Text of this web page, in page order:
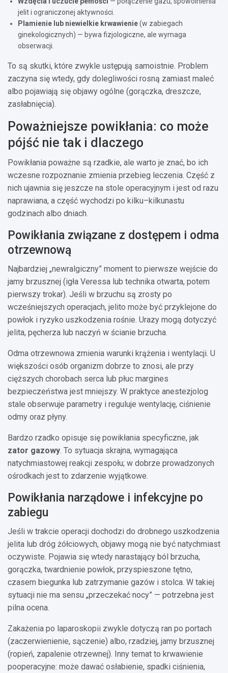
jelit i ograniczonej aktywności.
Plamienie lub niewielkie krwawienie(w zabiegach
ginekologicznych) — bywa fizjologiczne, ale wymaga
obserwacji.
To są skutki, które zwykle ustępują samoistnie. Problem
zaczyna się wtedy, gdy dolegliwości rosną zamiast maleć
albo pojawiają się objawy ogólne (gorączka, dreszcze,
zasłabnięcia).
Poważniejsze powikłania: co może
pójść nie tak i dlaczego
Powikłania poważne są rzadkie, ale warto je znać, bo ich
wczesne rozpoznanie zmienia przebieg leczenia. Część z
nich ujawnia się jeszcze na stole operacyjnym i jest od razu
naprawiana, a część wychodzi po kilku–kilkunastu
godzinach albo dniach.
Powikłania związane z dostępem i odma
otrzewnową
Najbardziej „newralgiczny” moment to pierwsze wejście do
jamy brzusznej (igła Veressa lub technika otwarta, potem
pierwszy trokar). Jeśli w brzuchu są zrosty po
wcześniejszych operacjach, jelito może być przyklejone do
powłok i ryzyko uszkodzenia rośnie. Urazy mogą dotyczyć
jelita, pęcherza lub naczyń w ścianie brzucha.
Odma otrzewnowa zmienia warunki krążenia i wentylacji. U
większości osób organizm dobrze to znosi, ale przy
cięższych chorobach serca lub płuc margines
bezpieczeństwa jest mniejszy. W praktyce anestezjolog
stale obserwuje parametry i reguluje wentylację, ciśnienie
odmy oraz płyny.
Bardzo rzadko opisuje się powikłania specyficzne, jak
zator gazowy. To sytuacja skrajna, wymagająca
natychmiastowej reakcji zespołu; w dobrze prowadzonych
ośrodkach jest to zdarzenie wyjątkowe.
Powikłania narządowe i infekcyjne po
zabiegu
Jeśli w trakcie operacji dochodzi do drobnego uszkodzenia
jelita lub dróg żółciowych, objawy mogą nie być natychmiast
oczywiste. Pojawia się wtedy narastający ból brzucha,
gorączka, twardnienie powłok, przyspieszone tętno,
czasem biegunka lub zatrzymanie gazów i stolca. W takiej
sytuacji nie ma sensu „przeczekać nocy” — potrzebna jest
pilna ocena.
Zakażenia po laparoskopii zwykle dotyczą ran po portach
(zaczerwienienie, sączenie) albo, rzadziej, jamy brzusznej
(ropień, zapalenie otrzewnej). Inny temat to krwawienie
pooperacyjne: może dawać osłabienie, spadki ciśnienia,